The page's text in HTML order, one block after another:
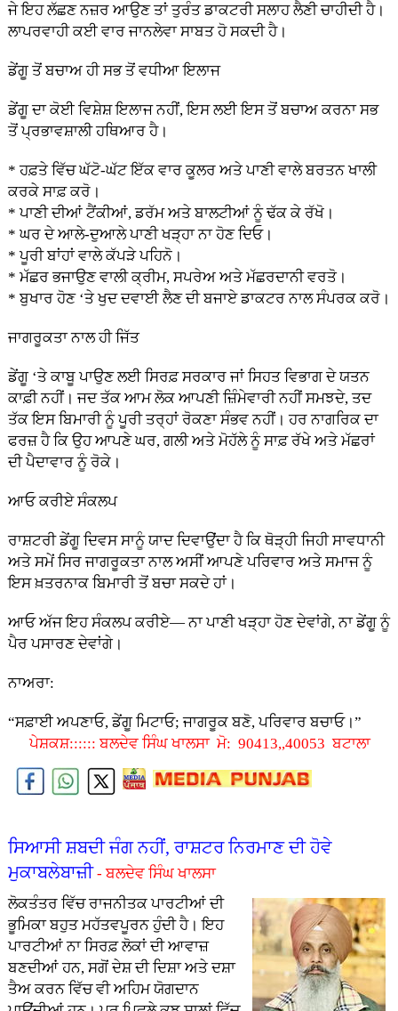
ਜੇ ਇਹ ਲੱਛਣ ਨਜ਼ਰ ਆਉਣ ਤਾਂ ਤੁਰੰਤ ਡਾਕਟਰੀ ਸਲਾਹ ਲੈਣੀ ਚਾਹੀਦੀ ਹੈ।
ਲਾਪਰਵਾਹੀ ਕਈ ਵਾਰ ਜਾਨਲੇਵਾ ਸਾਬਤ ਹੋ ਸਕਦੀ ਹੈ।
ਡੇਂਗੂ ਤੋਂ ਬਚਾਅ ਹੀ ਸਭ ਤੋਂ ਵਧੀਆ ਇਲਾਜ
ਡੇਂਗੂ ਦਾ ਕੋਈ ਵਿਸ਼ੇਸ਼ ਇਲਾਜ ਨਹੀਂ, ਇਸ ਲਈ ਇਸ ਤੋਂ ਬਚਾਅ ਕਰਨਾ ਸਭ
ਤੋਂ ਪ੍ਰਭਾਵਸ਼ਾਲੀ ਹਥਿਆਰ ਹੈ।
* ਹਫ਼ਤੇ ਵਿੱਚ ਘੱਟੋ-ਘੱਟ ਇੱਕ ਵਾਰ ਕੂਲਰ ਅਤੇ ਪਾਣੀ ਵਾਲੇ ਬਰਤਨ ਖਾਲੀ
ਕਰਕੇ ਸਾਫ਼ ਕਰੋ।
* ਪਾਣੀ ਦੀਆਂ ਟੈਂਕੀਆਂ, ਡਰੱਮ ਅਤੇ ਬਾਲਟੀਆਂ ਨੂੰ ਢੱਕ ਕੇ ਰੱਖੋ।
* ਘਰ ਦੇ ਆਲੇ-ਦੁਆਲੇ ਪਾਣੀ ਖੜ੍ਹਾ ਨਾ ਹੋਣ ਦਿਓ।
* ਪੂਰੀ ਬਾਂਹਾਂ ਵਾਲੇ ਕੱਪੜੇ ਪਹਿਨੋ।
* ਮੱਛਰ ਭਜਾਉਣ ਵਾਲੀ ਕ੍ਰੀਮ, ਸਪਰੇਅ ਅਤੇ ਮੱਛਰਦਾਨੀ ਵਰਤੋ।
* ਬੁਖਾਰ ਹੋਣ ‘ਤੇ ਖੁਦ ਦਵਾਈ ਲੈਣ ਦੀ ਬਜਾਏ ਡਾਕਟਰ ਨਾਲ ਸੰਪਰਕ ਕਰੋ।
ਜਾਗਰੂਕਤਾ ਨਾਲ ਹੀ ਜਿੱਤ
ਡੇਂਗੂ ‘ਤੇ ਕਾਬੂ ਪਾਉਣ ਲਈ ਸਿਰਫ਼ ਸਰਕਾਰ ਜਾਂ ਸਿਹਤ ਵਿਭਾਗ ਦੇ ਯਤਨ
ਕਾਫ਼ੀ ਨਹੀਂ। ਜਦ ਤੱਕ ਆਮ ਲੋਕ ਆਪਣੀ ਜ਼ਿੰਮੇਵਾਰੀ ਨਹੀਂ ਸਮਝਦੇ, ਤਦ
ਤੱਕ ਇਸ ਬਿਮਾਰੀ ਨੂੰ ਪੂਰੀ ਤਰ੍ਹਾਂ ਰੋਕਣਾ ਸੰਭਵ ਨਹੀਂ। ਹਰ ਨਾਗਰਿਕ ਦਾ
ਫਰਜ਼ ਹੈ ਕਿ ਉਹ ਆਪਣੇ ਘਰ, ਗਲੀ ਅਤੇ ਮੋਹੱਲੇ ਨੂੰ ਸਾਫ਼ ਰੱਖੇ ਅਤੇ ਮੱਛਰਾਂ
ਦੀ ਪੈਦਾਵਾਰ ਨੂੰ ਰੋਕੇ।
ਆਓ ਕਰੀਏ ਸੰਕਲਪ
ਰਾਸ਼ਟਰੀ ਡੇਂਗੂ ਦਿਵਸ ਸਾਨੂੰ ਯਾਦ ਦਿਵਾਉਂਦਾ ਹੈ ਕਿ ਥੋੜ੍ਹੀ ਜਿਹੀ ਸਾਵਧਾਨੀ
ਅਤੇ ਸਮੇਂ ਸਿਰ ਜਾਗਰੂਕਤਾ ਨਾਲ ਅਸੀਂ ਆਪਣੇ ਪਰਿਵਾਰ ਅਤੇ ਸਮਾਜ ਨੂੰ
ਇਸ ਖ਼ਤਰਨਾਕ ਬਿਮਾਰੀ ਤੋਂ ਬਚਾ ਸਕਦੇ ਹਾਂ।
ਆਓ ਅੱਜ ਇਹ ਸੰਕਲਪ ਕਰੀਏ— ਨਾ ਪਾਣੀ ਖੜ੍ਹਾ ਹੋਣ ਦੇਵਾਂਗੇ, ਨਾ ਡੇਂਗੂ ਨੂੰ
ਪੈਰ ਪਸਾਰਣ ਦੇਵਾਂਗੇ।
ਨਾਅਰਾ:
“ਸਫ਼ਾਈ ਅਪਣਾਓ, ਡੇਂਗੂ ਮਿਟਾਓ; ਜਾਗਰੂਕ ਬਣੋ, ਪਰਿਵਾਰ ਬਚਾਓ।”
ਪੇਸ਼ਕਸ਼:::::: ਬਲਦੇਵ ਸਿੰਘ ਖਾਲਸਾ ਮੋ: 90413,,40053 ਬਟਾਲਾ
ਸਿਆਸੀ ਸ਼ਬਦੀ ਜੰਗ ਨਹੀਂ, ਰਾਸ਼ਟਰ ਨਿਰਮਾਣ ਦੀ ਹੋਵੇ
ਮੁਕਾਬਲੇਬਾਜ਼ੀ- ਬਲਦੇਵ ਸਿੰਘ ਖਾਲਸਾ
ਲੋਕਤੰਤਰ ਵਿੱਚ ਰਾਜਨੀਤਕ ਪਾਰਟੀਆਂ ਦੀ
ਭੂਮਿਕਾ ਬਹੁਤ ਮਹੱਤਵਪੂਰਨ ਹੁੰਦੀ ਹੈ। ਇਹ
ਪਾਰਟੀਆਂ ਨਾ ਸਿਰਫ਼ ਲੋਕਾਂ ਦੀ ਆਵਾਜ਼
ਬਣਦੀਆਂ ਹਨ, ਸਗੋਂ ਦੇਸ਼ ਦੀ ਦਿਸ਼ਾ ਅਤੇ ਦਸ਼ਾ
ਤੈਅ ਕਰਨ ਵਿੱਚ ਵੀ ਅਹਿਮ ਯੋਗਦਾਨ